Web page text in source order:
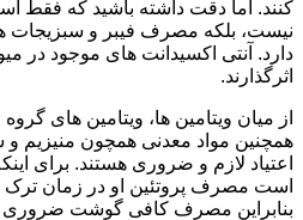
کنند. اما دقت داشته باشید که فقط
نیست، بلکه مصرف فیبر و سبزیجات
دارد. آنتی اکسیدانت های موجود در
اثرگذارند.
همچنین مواد معدنی همچون منیزیم
اعتیاد لازم و ضروری هستند. برای
است مصرف پروتئین او در زمان ترک
بنابراین مصرف کافی گوشت